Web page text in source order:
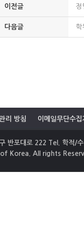
이전글 정
다음글 학
리 방침 이메일무단수집
반포대로 222 Tel. 학적/
Korea. All rights